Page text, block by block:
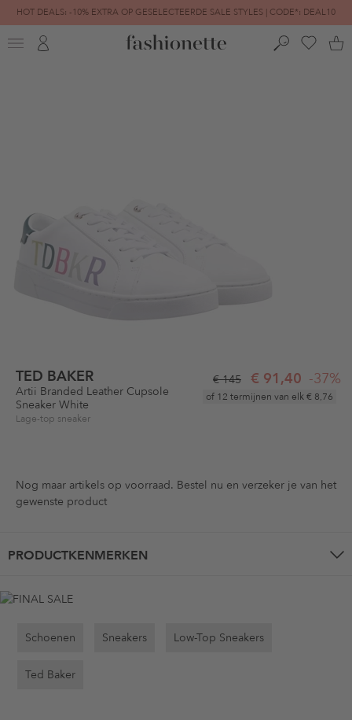
HOT DEALS: -10% EXTRA OP GESELECTEERDE SALE STYLES | CODE*: DEAL10
FINAL SALE | TOT -80% GEREDUCEERD
TED BAKER
Artii Branded Leather Cupsole
Sneaker White
Lage-top sneaker
€ 145 € 91,40 -37%
of 12 termijnen van elk€ 8,76
Nog maar artikels op voorraad. Bestel nu en verzeker je van het
gewenste product
PRODUCTKENMERKEN
Schoenen Sneakers Low-Top Sneakers
Ted Baker